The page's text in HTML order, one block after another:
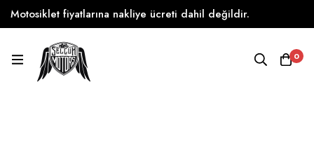
Motosiklet fiyatlarına nakliye ücreti dahil değildir.
0